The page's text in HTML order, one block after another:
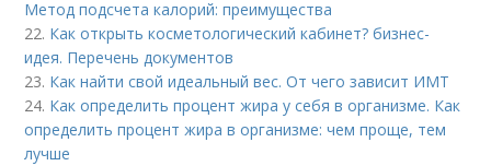
Метод подсчета калорий: преимущества
22. Как открыть косметологический кабинет? бизнес-
идея. Перечень документов
23. Как найти свой идеальный вес. От чего зависит ИМТ
24. Как определить процент жира у себя в организме. Как
определить процент жира в организме: чем проще, тем
лучше